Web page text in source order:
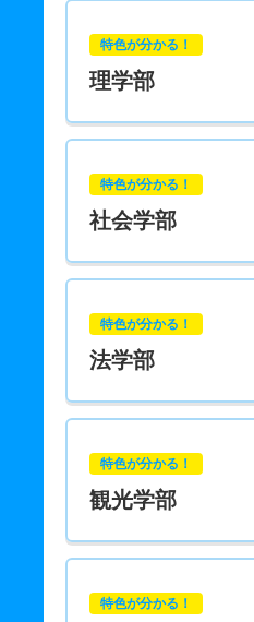
特色が分かる！
理学部
特色が分かる！
社会学部
特色が分かる！
法学部
特色が分かる！
観光学部
特色が分かる！